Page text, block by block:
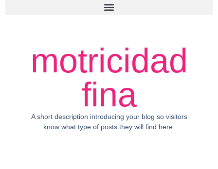
motricidad
fina
A short description introducing your blog so visitors
know what type of posts they will find here.